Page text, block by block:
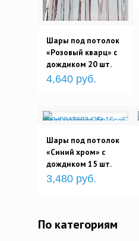
Шары под потолок
«Розовый кварц» с
дождиком 20 шт.
4,640 руб.
Шары под потолок
«Синий хром» с
дождиком 15 шт.
3,480 руб.
По категориям